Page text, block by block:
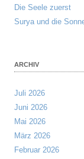
Die Seele zuerst
Surya und die
ARCHIV
Juli 2026
Juni 2026
Mai 2026
März 2026
Februar 2026